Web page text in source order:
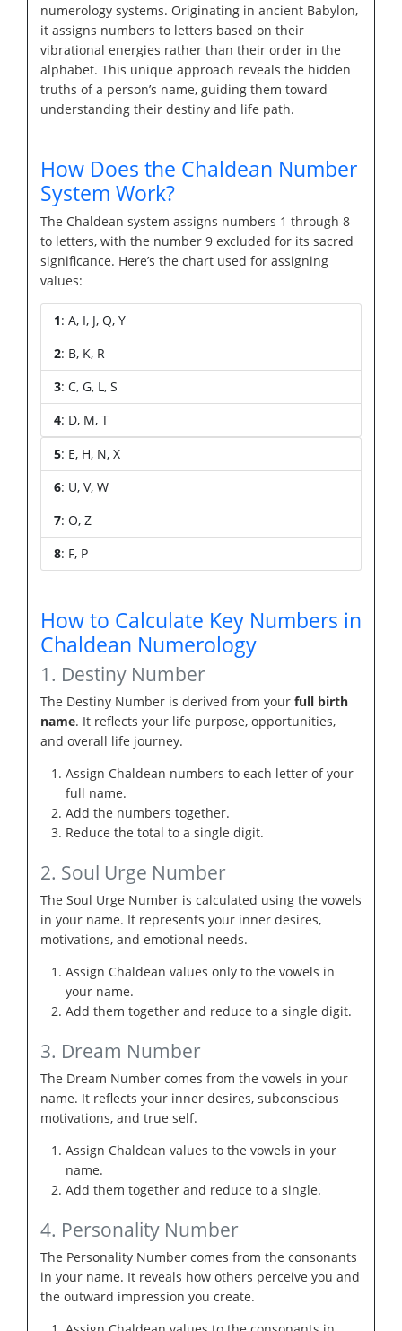
numerology systems. Originating in ancient Babylon,
it assigns numbers to letters based on their
vibrational energies rather than their order in the
alphabet. This unique approach reveals the hidden
truths of a person’s name, guiding them toward
understanding their destiny and life path.
How Does the Chaldean Number
System Work?
The Chaldean system assigns numbers 1 through 8
to letters, with the number 9 excluded for its sacred
significance. Here’s the chart used for assigning
values:
1: A, I, J, Q, Y
2: B, K, R
3: C, G, L, S
4: D, M, T
5: E, H, N, X
6: U, V, W
7: O, Z
8: F, P
How to Calculate Key Numbers in
Chaldean Numerology
1. Destiny Number
The Destiny Number is derived from your full birth
name. It reflects your life purpose, opportunities,
and overall life journey.
Assign Chaldean numbers to each letter of your
full name.
Add the numbers together.
Reduce the total to a single digit.
2. Soul Urge Number
The Soul Urge Number is calculated using the vowels
in your name. It represents your inner desires,
motivations, and emotional needs.
Assign Chaldean values only to the vowels in
your name.
Add them together and reduce to a single digit.
3. Dream Number
The Dream Number comes from the vowels in your
name. It reflects your inner desires, subconscious
motivations, and true self.
Assign Chaldean values to the vowels in your
name.
Add them together and reduce to a single.
4. Personality Number
The Personality Number comes from the consonants
in your name. It reveals how others perceive you and
the outward impression you create.